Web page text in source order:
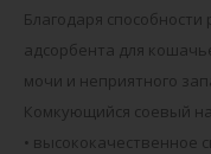
Благодаря способности
адсорбента для
мочи и неприятного
Комкующийся соевый
• высококачественное